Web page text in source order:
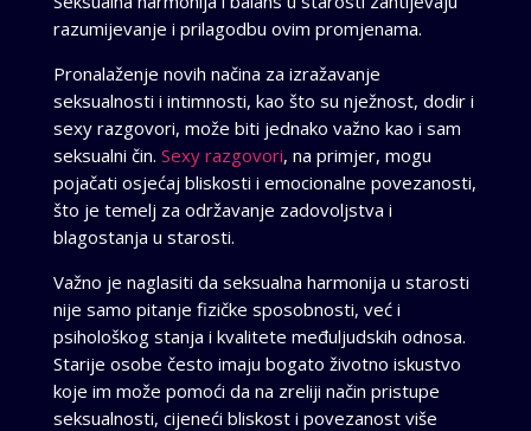
razumijevanje i prilagodbu ovim promjenama.
Pronalaženje novih načina za izražavanje
seksualnosti i intimnosti, kao što su nježnost, dodir i
sexy razgovori, može biti jednako važno kao i sam
seksualni čin. Sexy razgovori, na primjer, mogu
pojačati osjećaj bliskosti i emocionalne povezanosti,
što je temelj za održavanje zadovoljstva i
blagostanja u starosti.
Važno je naglasiti da seksualna harmonija u starosti
nije samo pitanje fizičke sposobnosti, već i
psihološkog stanja i kvalitete međuljudskih odnosa.
Starije osobe često imaju bogato životno iskustvo
koje im može pomoći da na zreliji način pristupe
seksualnosti, cijeneći bliskost i povezanost više